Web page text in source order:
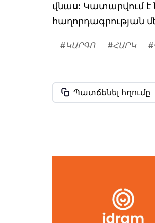
վնաս: Կատարվում է
հաղորդագրության
#ԿԱՐԳՈ #ՀԱՐԿ #
Պատճենել հղումը